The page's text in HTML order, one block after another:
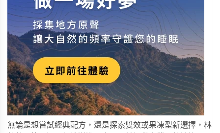
無論是想嘗試經典配方，還是探索雙效或果凍型新選擇，林